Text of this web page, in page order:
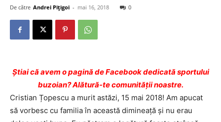
De către Andrei Pițigoi - mai 16, 2018 0
Ştiai că avem o pagină de Facebook dedicată sportului
buzoian? Alătură-te comunității noastre.
Cristian Țopescu a murit astăzi, 15 mai 2018! Am apucat
să vorbesc cu familia în această dimineață și nu erau